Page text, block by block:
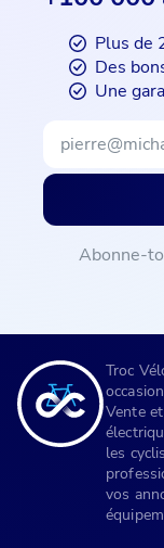
Plus de
Des
Une
Abonne-
Troc
Vente
les
vos